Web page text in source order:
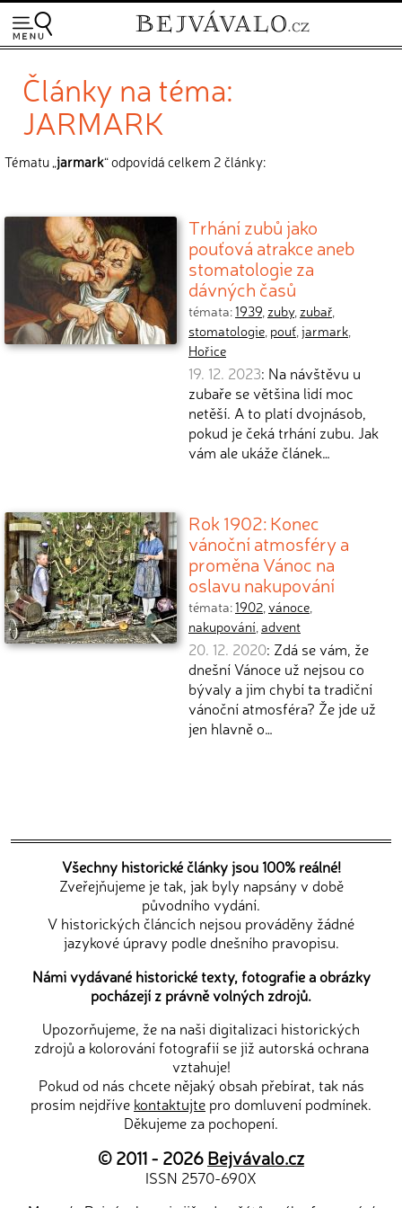
Články na téma:
JARMARK
Tématu „jarmark“ odpovídá celkem 2 články:
Trhání zubů jako
pouťová atrakce aneb
stomatologie za
dávných časů
témata:1939, zuby, zubař,
stomatologie, pouť,jarmark,
Hořice
19. 12. 2023: Na návštěvu u
zubaře se většina lidí moc
netěší. A to platí dvojnásob,
pokud je čeká trhání zubu. Jak
vám ale ukáže článek…
Rok 1902: Konec
vánoční atmosféry a
proměna Vánoc na
oslavu nakupování
témata:1902,vánoce,
nakupování,advent
20. 12. 2020: Zdá se vám, že
dnešní Vánoce už nejsou co
bývaly a jim chybí ta tradiční
vánoční atmosféra? Že jde už
jen hlavně o…
Všechny historické články jsou 100% reálné!
Zveřejňujeme je tak, jak byly napsány v době
původního vydání.
V historických článcích nejsou prováděny žádné
jazykové úpravy podle dnešního pravopisu.
Námi vydávané historické texty, fotografie a obrázky
pocházejí z právně volných zdrojů.
Upozorňujeme, že na naši digitalizaci historických
zdrojů a kolorování fotografií se již autorská ochrana
vztahuje!
Pokud od nás chcete nějaký obsah přebírat, tak nás
prosím nejdříve kontaktujte pro domluvení podmínek.
Děkujeme za pochopení.
© 2011 - 2026Bejvávalo.cz
ISSN 2570-690X